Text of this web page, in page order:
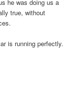
he was doing us a
true, without
is running perfectly.